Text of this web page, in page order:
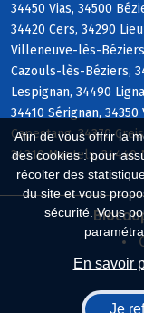
Afin de vous offrir la
des cookies : pour
récolter des
du site et vous
sécurité. Vous
En savoir
Je
34450 Vias, 34500
34420 Cers, 34290
Villeneuve-lès-
Cazouls-lès-Béziers,
Lespignan, 34490
34410 Sérignan,
Capestang, 34370
34310 Montels, 34440